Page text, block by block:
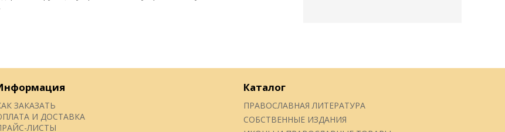
ЗАКАЗАТЬ
И ДОСТАВКА
ЛИСТЫ
Каталог
ПРАВОСЛАВНАЯ ЛИТЕРАТУРА
СОБСТВЕННЫЕ ИЗДАНИЯ